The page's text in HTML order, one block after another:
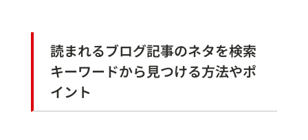
読まれるブログ記事のネタを検索
キーワードから見つける方法やポ
イント